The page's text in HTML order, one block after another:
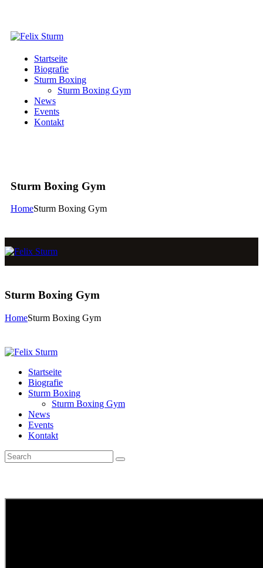
Startseite
Biografie
Sturm Boxing
Sturm Boxing Gym
News
Events
Kontakt
Sturm Boxing Gym
HomeSturm Boxing Gym
Sturm Boxing Gym
HomeSturm Boxing Gym
Startseite
Biografie
Sturm Boxing
Sturm Boxing Gym
News
Events
Kontakt